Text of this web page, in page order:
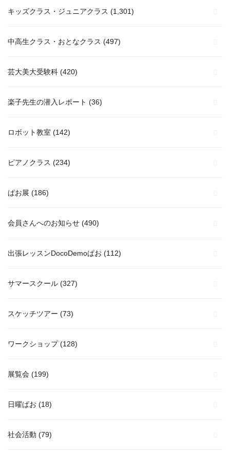
キッズクラス・ジュニアクラス (1,301)
中高生クラス・おとなクラス (497)
芸大美大受験科 (420)
楽子先生の潜入レポート (36)
ロボット教室 (142)
ピアノクラス (234)
ぱお展 (186)
会員さんへのお知らせ (490)
出張レッスンDocoDemoぱお (112)
サマースクール (327)
スケッチツアー (73)
ワークショップ(128)
展覧会 (199)
日曜ぱお (18)
社会活動 (79)